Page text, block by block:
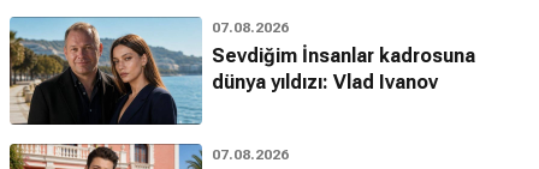
07.08.2026
Sevdiğim İnsanlar kadrosuna
dünya yıldızı: Vlad Ivanov
07.08.2026